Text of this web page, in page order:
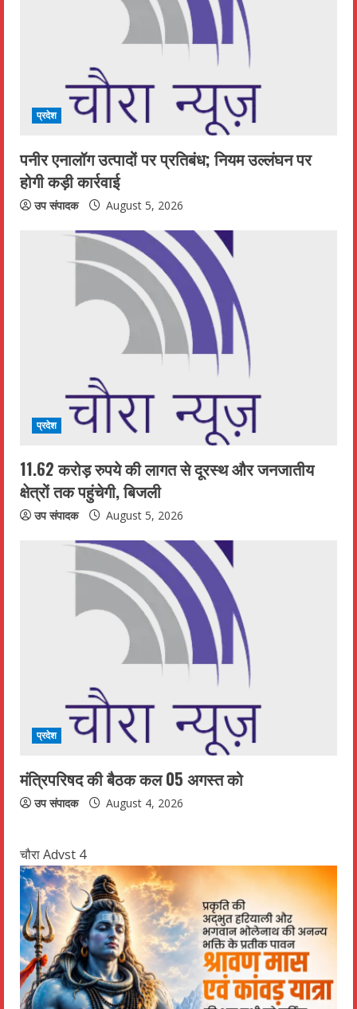
n
g
प्रदेश
पनीर एनालॉग उत्पादों पर प्रतिबंध; नियम उल्लंघन पर
होगी कड़ी कार्रवाई
उप संपादक August 5, 2026
प्रदेश
11.62 करोड़ रुपये की लागत से दूरस्थ और जनजातीय
क्षेत्रों तक पहुंचेगी, बिजली
उप संपादक August 5, 2026
प्रदेश
मंत्रिपरिषद की बैठक कल 05 अगस्त को
उप संपादक August 4, 2026
चौरा Advst 4